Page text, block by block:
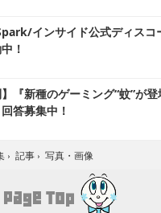
インサイド公式ディスコ
！
】『新種のゲーミング“蚊”が
答募集中！
› 記事 › 写真・画像